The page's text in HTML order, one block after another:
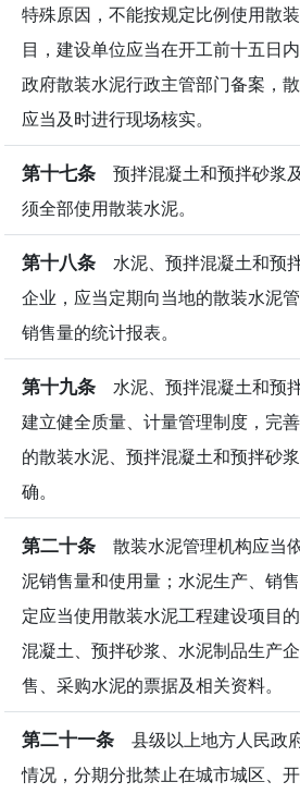
特殊原因，不能按规定比例使用散
目，建设单位应当在开工前十五日
政府散装水泥行政主管部门备案，
应当及时进行现场核实。
第十七条 预拌混凝土和预拌砂浆
须全部使用散装水泥。
第十八条 水泥、预拌混凝土和预
企业，应当定期向当地的散装水泥
销售量的统计报表。
第十九条 水泥、预拌混凝土和预
建立健全质量、计量管理制度，完
的散装水泥、预拌混凝土和预拌砂
确。
第二十条 散装水泥管理机构应当
泥销售量和使用量；水泥生产、销
定应当使用散装水泥工程建设项目
混凝土、预拌砂浆、水泥制品生产
售、采购水泥的票据及相关资料。
第二十一条 县级以上地方人民政
情况，分期分批禁止在城市城区、